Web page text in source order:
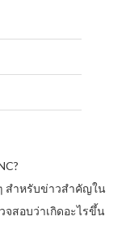
สำหรับข่าวสำคัญใน
จสอบว่าเกิดอะไรขึ้น